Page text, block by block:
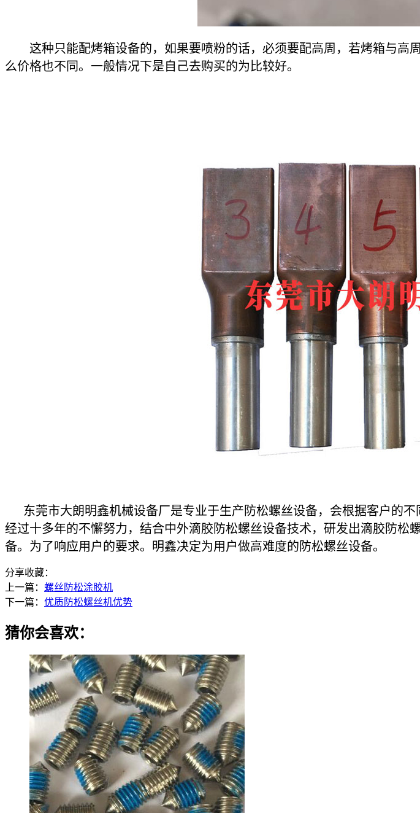
这种只能配烤箱设备的，如果要喷粉的话，必须要配高周，若烤箱与高
么价格也不同。一般情况下是自己去购买的为比较好。
东莞市大朗明鑫机械设备厂是专业于生产防松螺丝设备，会根据客户的不
经过十多年的不懈努力，结合中外滴胶防松螺丝设备技术，研发出滴胶防
备。为了响应用户的要求。明鑫决定为用户做高难度的防松螺丝设备。
分享收藏：
上一篇： 螺丝防松涂胶机
下一篇： 优质防松螺丝机优势
猜你会喜欢：